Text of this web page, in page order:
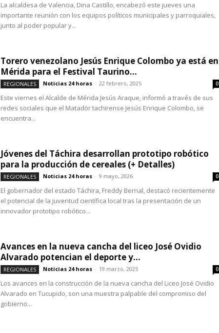
La alcaldesa de Valencia, Dina Castillo, encabezó este jueves una
importante reunión con los equipos políticos municipales y parroquiales,
junto al poder popular y...
Torero venezolano Jesús Enrique Colombo ya está en
Mérida para el Festival Taurino...
REGIONALES Noticias 24 horas - 22 febrero, 2025 0
Este viernes el Alcalde de Mérida Jesús Araque, informó a través de sus
redes sociales que el Matadör tachirense Jesús Enrique Colombo, se
encuentra...
Jóvenes del Táchira desarrollan prototipo robótico
para la producción de cereales (+ Detalles)
REGIONALES Noticias 24 horas - 9 mayo, 2026 0
El gobernador del estado Táchira, Freddy Bernal, destacó recientemente
el potencial de la juventud científica local tras la presentación de un
innovador prototipo robótico...
Avances en la nueva cancha del liceo José Ovidio
Alvarado potencian el deporte y...
REGIONALES Noticias 24 horas - 19 marzo, 2025 0
Los avances en la construcción de la nueva cancha del Liceo José Ovidio
Alvarado en Tucupido, son una muestra palpable del compromiso del
gobierno...